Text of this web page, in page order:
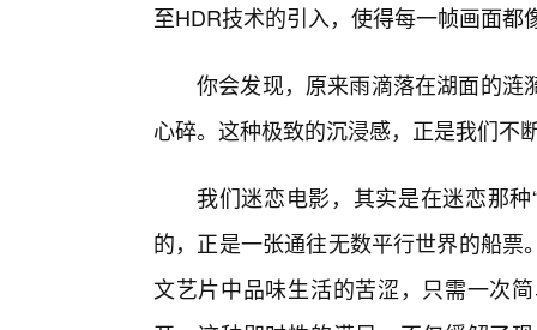
至HDR技术的引入，使得每一帧画面都
你会发现，原来雨滴落在湖面的涟
心碎。这种极致的沉浸感，正是我们不
我们迷恋电影，其实是在迷恋那种
的，正是一张通往无数平行世界的船
文艺片中品味生活的苦涩，只需一次